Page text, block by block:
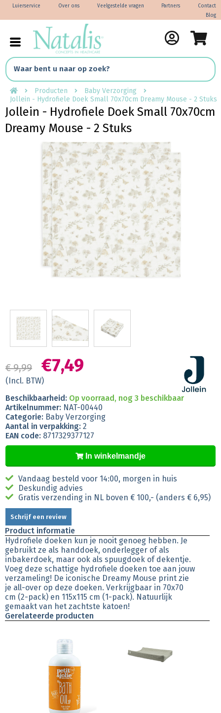
Contact
Partners
Veelgestelde vragen
Over ons
Luierservice
Blog
Producten
Baby Verzorging
Jollein - Hydrofiele Doek Small 70x70cm Dreamy Mouse - 2 Stuks
Jollein - Hydrofiele Doek Small 70x70cm
Dreamy Mouse - 2 Stuks
€ 9,99 €7,49
(Incl. BTW)
Beschikbaarheid: Op voorraad, nog 3 beschikbaar
Artikelnummer: NAT-00440
Categorie: Baby Verzorging
Aantal in verpakking: 2
EAN code: 8717329377127
In winkelmandje
Vandaag besteld voor 14:00, morgen in huis
Deskundig advies
Gratis verzending in NL boven € 100,- (anders € 6,95)
Schrijf een review
Product informatie
Hydrofiele doeken kun je nooit genoeg hebben. Je
gebruikt ze als handdoek, onderlegger of als
inbakerdoek, maar ook als spuugdoek of dekentje.
Voeg deze schattige hydrofiele doeken toe aan jouw
verzameling! De iconische Dreamy Mouse print zie
je all-over op deze doeken. Verkrijgbaar in 70x70
cm (2-pack) en 115x115 cm (1-pack). Natuurlijk
gemaakt van het zachtste katoen!
Gerelateerde producten